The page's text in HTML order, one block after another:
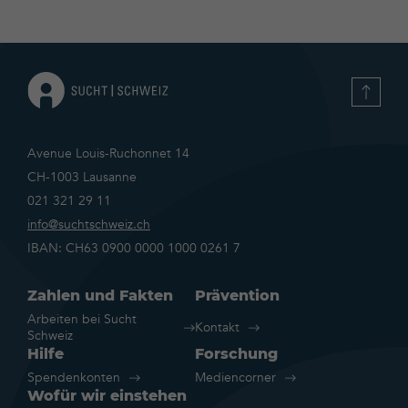
Avenue Louis-Ruchonnet 14
CH-1003 Lausanne
021 321 29 11
info@suchtschweiz.ch
IBAN: CH63 0900 0000 1000 0261 7
Zahlen und Fakten
Arbeiten bei Sucht
Schweiz
Prävention
Kontakt
Hilfe
Spendenkonten
Forschung
Mediencorner
Wofür wir einstehen